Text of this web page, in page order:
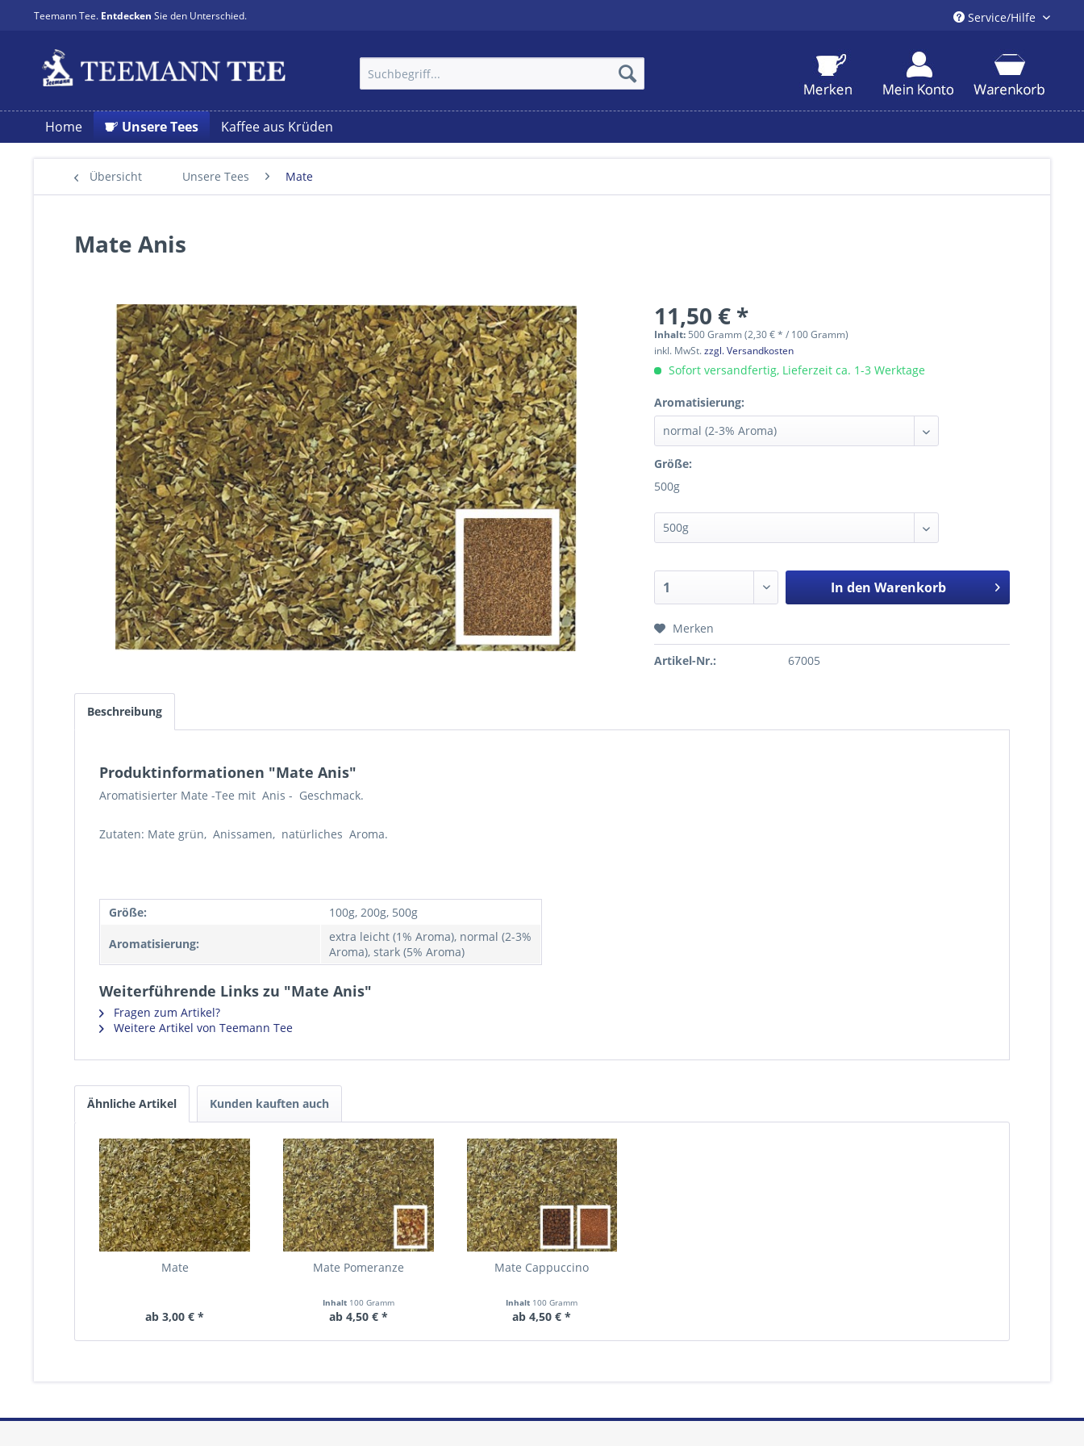
Teemann Tee. Entdecken Sie den Unterschied. Service/Hilfe
Home Unsere Tees Kaffee aus Krüden
Übersicht Unsere Tees Mate
Mate Anis
11,50 € *
Inhalt: 500 Gramm (2,30 € * / 100 Gramm)
inkl. MwSt.zzgl. Versandkosten
Sofort versandfertig, Lieferzeit ca. 1-3 Werktage
Aromatisierung:
Größe:
500g
In den Warenkorb
Merken
Artikel-Nr.: 67005
Beschreibung
Produktinformationen "Mate Anis"
Aromatisierter Mate -Tee mit Anis - Geschmack.
Zutaten: Mate grün, Anissamen, natürliches Aroma.
Größe: 100g, 200g, 500g
Aromatisierung:
extra leicht (1% Aroma), normal (2-3%
Aroma), stark (5% Aroma)
Weiterführende Links zu "Mate Anis"
Fragen zum Artikel?
Weitere Artikel von Teemann Tee
Ähnliche Artikel Kunden kauften auch
Mate
ab 3,00 € *
Mate Pomeranze
Inhalt 100 Gramm
ab 4,50 € *
Mate Cappuccino
Inhalt 100 Gramm
ab 4,50 € *